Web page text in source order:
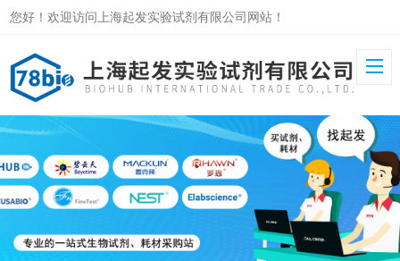
您好！欢迎访问上海起发实验试剂有限公司网站！